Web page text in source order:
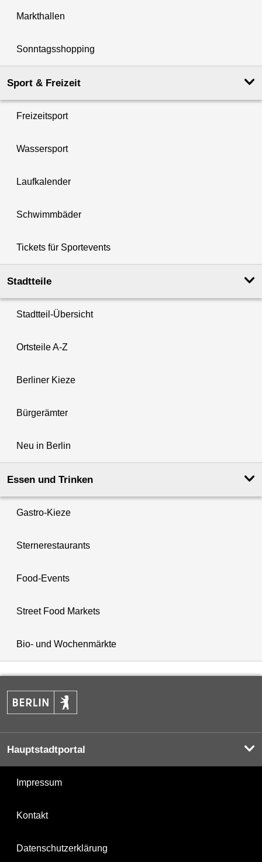
Markthallen
Sonntagsshopping
Sport & Freizeit
Freizeitsport
Wassersport
Laufkalender
Schwimmbäder
Tickets für Sportevents
Stadtteile
Stadtteil-Übersicht
Ortsteile A-Z
Berliner Kieze
Bürgerämter
Neu in Berlin
Essen und Trinken
Gastro-Kieze
Sternerestaurants
Food-Events
Street Food Markets
Bio- und Wochenmärkte
Hauptstadtportal
Impressum
Kontakt
Datenschutzerklärung